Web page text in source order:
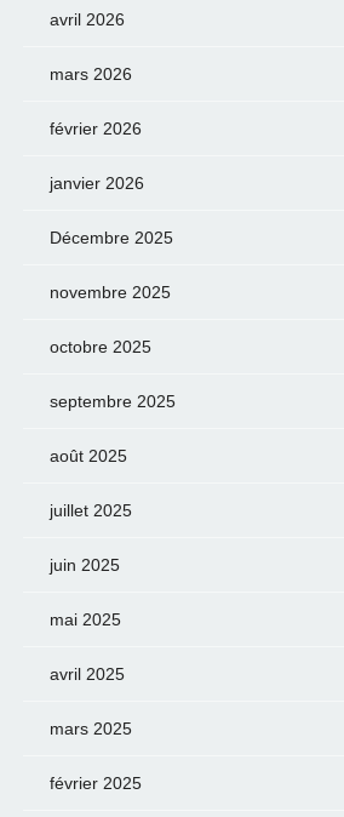
avril 2026
mars 2026
février 2026
janvier 2026
Décembre 2025
novembre 2025
octobre 2025
septembre 2025
août 2025
juillet 2025
juin 2025
mai 2025
avril 2025
mars 2025
février 2025